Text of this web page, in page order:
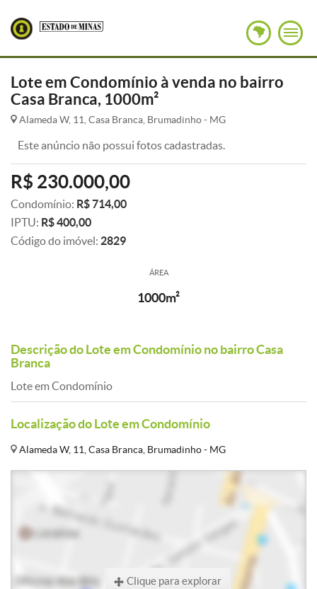
Lote em Condomínio à venda no bairro
Casa Branca, 1000m²
Alameda W, 11, Casa Branca, Brumadinho - MG
Este anúncio não possui fotos cadastradas.
R$ 230.000,00
Condomínio: R$ 714,00
IPTU: R$ 400,00
Código do imóvel: 2829
ÁREA
1000m²
Descrição do Lote em Condomínio no bairro Casa
Branca
Lote em Condomínio
Localização do Lote em Condomínio
Alameda W, 11, Casa Branca, Brumadinho - MG
Clique para explorar